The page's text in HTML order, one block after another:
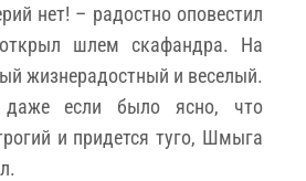
нет! – радостно оповестил
шлем скафандра. На
жизнерадостный и веселый.
если было ясно, что
и придется туго, Шмыга